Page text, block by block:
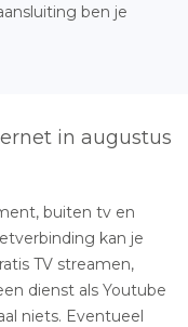
ben je
in augustus
buiten tv en
kan je
TV streamen,
dienst als Youtube
niets. Eventueel